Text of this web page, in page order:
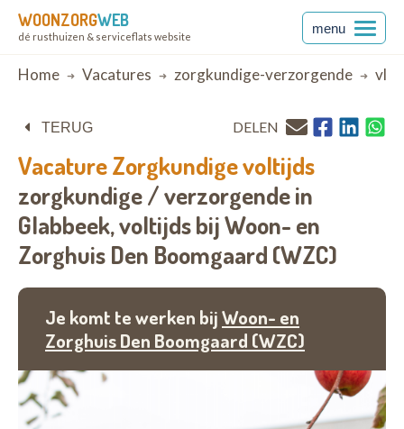
WOONZORGWEB
dé rusthuizen & serviceflats website
menu
Breadcrumb
Home Vacatures zorgkundige-verzorgende
TERUG DELEN
VacatureZorgkundige voltijds
zorgkundige / verzorgende in
Glabbeek,voltijds bijWoon- en
Zorghuis Den Boomgaard (WZC)
Je komt te werken bijWoon- en
Zorghuis Den Boomgaard (WZC)